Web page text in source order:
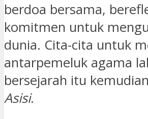
berdoa bersama,
komitmen untuk
dunia. Cita-cita untuk
antarpemeluk agama
bersejarah itu
Asisi.